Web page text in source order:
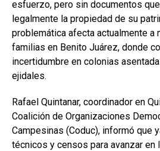
esfuerzo, pero sin documentos
legalmente la propiedad de su
problemática afecta actualmente a
familias en Benito Juárez, donde
incertidumbre en colonias
ejidales.
Rafael Quintanar, coordinador en
Coalición de Organizaciones
Campesinas (Coduc), informó que
técnicos y censos para avanzar en